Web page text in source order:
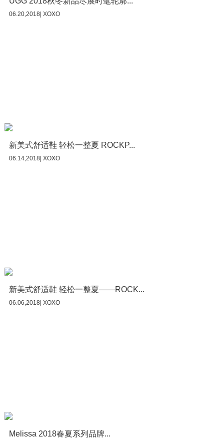
06.20,2018| XOXO
新美式舒适鞋 轻松一整夏 ROCKP...
06.14,2018| XOXO
新美式舒适鞋 轻松一整夏——ROCK...
06.06,2018| XOXO
Melissa 2018春夏系列品牌...